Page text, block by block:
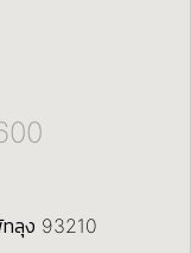
ลุง 93210